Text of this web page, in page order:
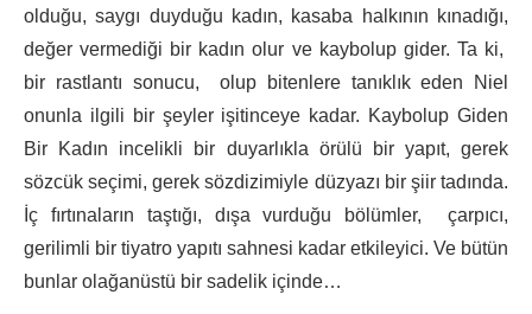
olduğu, saygı duyduğu kadın, kasaba halkının kınadığı,
değer vermediği bir kadın olur ve kaybolup gider. Ta ki,
bir rastlantı sonucu, olup bitenlere tanıklık eden Niel
onunla ilgili bir şeyler işitinceye kadar. Kaybolup Giden
Bir Kadın incelikli bir duyarlıkla örülü bir yapıt, gerek
sözcük seçimi, gerek sözdizimiyle düzyazı bir şiir tadında.
İç fırtınaların taştığı, dışa vurduğu bölümler, çarpıcı,
gerilimli bir tiyatro yapıtı sahnesi kadar etkileyici. Ve bütün
bunlar olağanüstü bir sadelik içinde…